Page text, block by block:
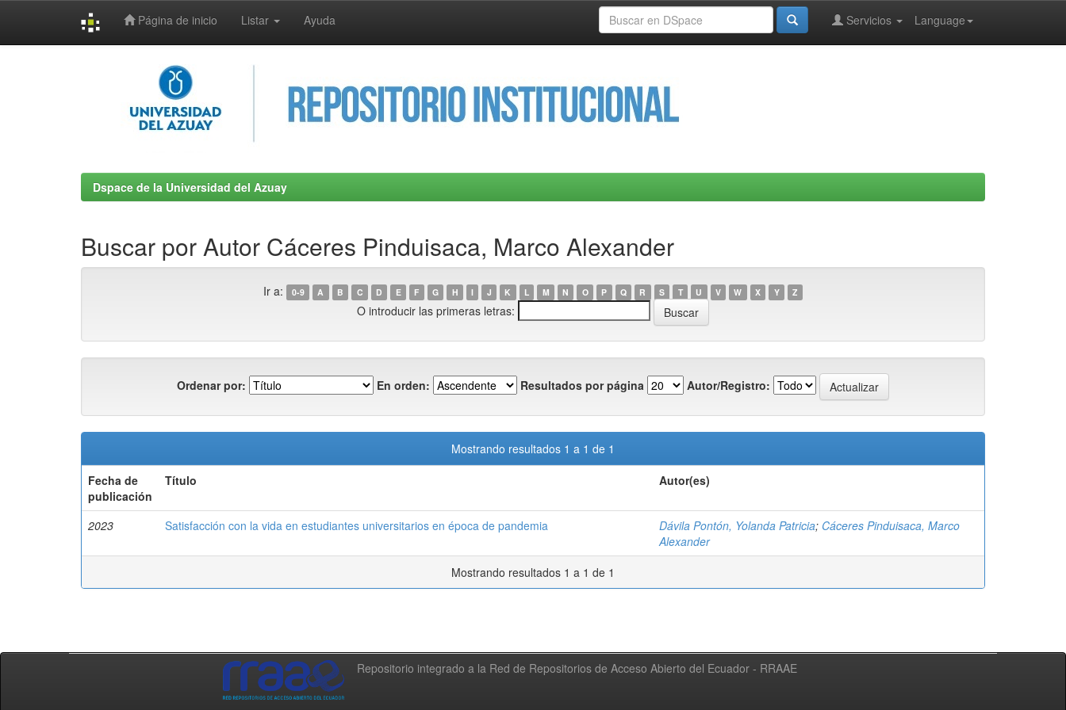
Página de inicio Listar Ayuda Language
Servicios
Dspace de la Universidad del Azuay
Buscar por Autor Cáceres Pinduisaca, Marco Alexander
Ir a: 0-9 A B C D E F G H I J K L M N O P Q R S T U V W X Y Z
O introducir las primeras letras:
Ordenar por: En orden: Resultados por página Autor/Registro:
Mostrando resultados 1 a 1 de 1
Fecha de
publicación
Título Autor(es)
2023 Satisfacción con la vida en estudiantes universitarios en época de pandemia Dávila Pontón, Yolanda Patricia; Cáceres Pinduisaca, Marco
Alexander
Mostrando resultados 1 a 1 de 1
Repositorio integrado a la Red de Repositorios de Acceso Abierto del Ecuador - RRAAE